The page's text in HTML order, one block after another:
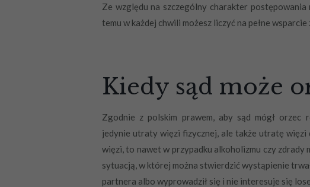
Ze względu na szczególny charakter
temu w każdej chwili możesz liczyć na pełne
Kiedy sąd może
Zgodnie z polskim prawem, aby sąd mógł orzec
jedynie utraty więzi fizycznej, ale także utratę więzi
więzi, to nawet w przypadku alkoholizmu czy zdrady
sytuacją, w której można stwierdzić wystąpienie
partnera albo wyprowadził się i nie interesuje się